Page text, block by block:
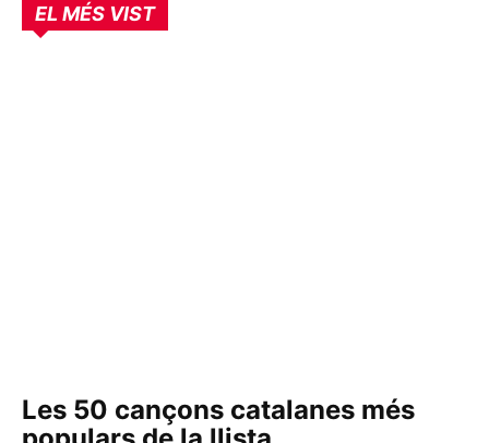
EL MÉS VIST
Les 50 cançons catalanes més